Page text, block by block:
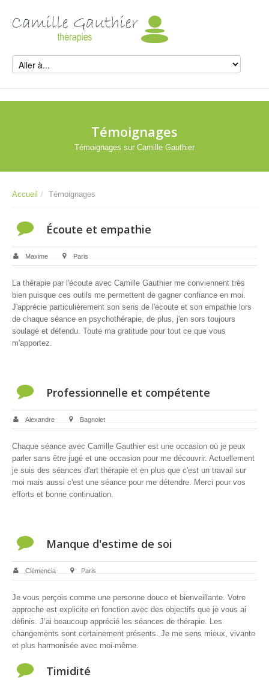
Témoignages
Témoignages sur Camille Gauthier
Accueil / Témoignages
Écoute et empathie
Maxime Paris
La thérapie par l'écoute avec Camille Gauthier me conviennent très
bien puisque ces outils me permettent de gagner confiance en moi.
J'apprécie particulièrement son sens de l'écoute et son empathie lors
de chaque séance en psychothérapie, de plus, j'en sors toujours
soulagé et détendu. Toute ma gratitude pour tout ce que vous
m'apportez.
Professionnelle et compétente
Alexandre Bagnolet
Chaque séance avec Camille Gauthier est une occasion où je peux
parler sans être jugé et une occasion pour me découvrir. Actuellement
je suis des séances d'art thérapie et en plus que c'est un travail sur
moi mais aussi c'est une séance pour me détendre. Merci pour vos
efforts et bonne continuation.
Manque d'estime de soi
Clémencia Paris
Je vous perçois comme une personne douce et bienveillante. Votre
approche est explicite en fonction avec des objectifs que je vous ai
définis. J’ai beaucoup apprécié les séances de thérapie. Les
changements sont certainement présents. Je me sens mieux, vivante
et plus harmonisée avec moi-même.
Timidité